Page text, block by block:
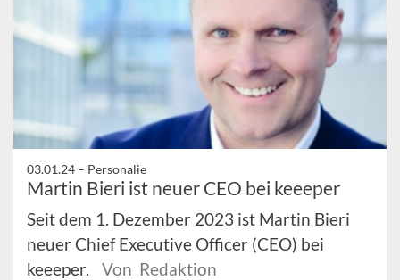
03.01.24 – Personalie
Martin Bieri ist neuer CEO bei keeeper
Seit dem 1. Dezember 2023 ist Martin Bieri
neuer Chief Executive Officer (CEO) bei
keeeper.
Von Redaktion